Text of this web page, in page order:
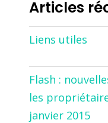
Articles
Liens utiles
Flash :
les
janvier 2015